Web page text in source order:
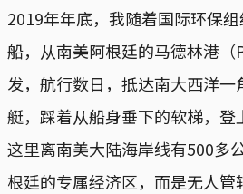
2019年年底，我随着国际环保
船，从南美阿根廷的马德林港
发，航行数日，抵达南大西洋
艇，踩着从船身垂下的软梯，登
这里离南美大陆海岸线有500
根廷的专属经济区，而是无人管